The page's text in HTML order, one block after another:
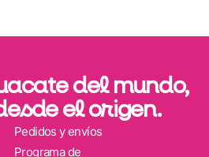
del mundo,
el origen.
Pedidos y envíos
Programa de